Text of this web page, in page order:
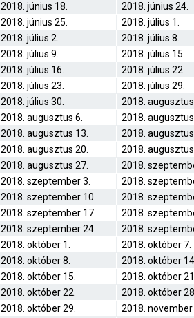
2018. június 18.
2018. június 24.
2018. június 25.
2018. július 1.
2018. július 2.
2018. július 8.
2018. július 9.
2018. július 15.
2018. július 16.
2018. július 22.
2018. július 23.
2018. július 29.
2018. július 30.
2018.
2018. augusztus 6.
2018.
2018. augusztus 13.
2018.
2018. augusztus 20.
2018.
2018. augusztus 27.
2018.
2018. szeptember 3.
2018.
2018. szeptember 10.
2018.
2018. szeptember 17.
2018.
2018. szeptember 24.
2018.
2018. október 1.
2018. október 7.
2018. október 8.
2018. október
2018. október 15.
2018. október
2018. október 22.
2018. október
2018. október 29.
2018. november